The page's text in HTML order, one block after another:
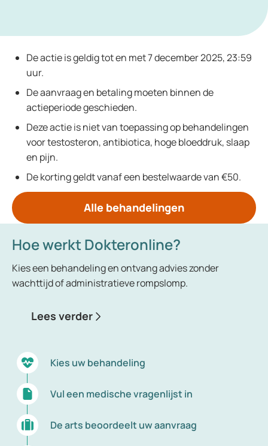
De actie is geldig tot en met 7 december 2025, 23:59
uur.
De aanvraag en betaling moeten binnen de
actieperiode geschieden.
Deze actie is niet van toepassing op behandelingen
voor testosteron, antibiotica, hoge bloeddruk, slaap
en pijn.
De korting geldt vanaf een bestelwaarde van €50.
Alle behandelingen
Hoe werkt Dokteronline?
Kies een behandeling en ontvang advies zonder
wachttijd of administratieve rompslomp.
Lees verder
Kies uw behandeling
Vul een medische vragenlijst in
De arts beoordeelt uw aanvraag